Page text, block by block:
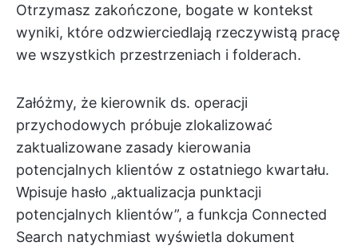
Otrzymasz zakończone, bogate w kontekst
wyniki, które odzwierciedlają rzeczywistą pracę
we wszystkich przestrzeniach i folderach.
Załóżmy, że kierownik ds. operacji
przychodowych próbuje zlokalizować
zaktualizowane zasady kierowania
potencjalnych klientów z ostatniego kwartału.
Wpisuje hasło „aktualizacja punktacji
potencjalnych klientów”, a funkcja Connected
Search natychmiast wyświetla dokument